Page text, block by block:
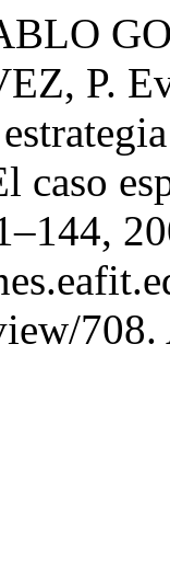
P.
caso
708.